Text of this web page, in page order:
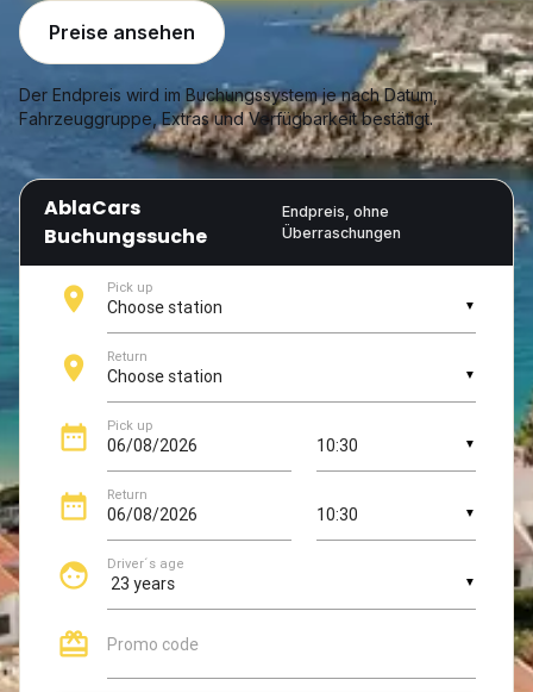
Preise ansehen
Der Endpreis wird im Buchungssystem je nach Datum,
Fahrzeuggruppe, Extras und Verfügbarkeit bestätigt.
AblaCars
Buchungssuche
Endpreis, ohne
Überraschungen